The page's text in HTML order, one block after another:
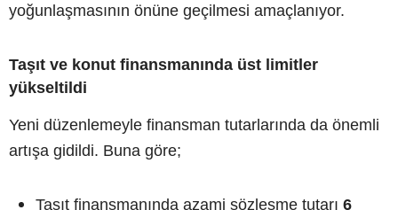
yoğunlaşmasının önüne geçilmesi amaçlanıyor.
Taşıt ve konut finansmanında üst limitler
yükseltildi
Yeni düzenlemeyle finansman tutarlarında da önemli
artışa gidildi. Buna göre;
Taşıt finansmanında azami sözleşme tutarı 6